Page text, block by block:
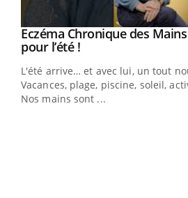
Youtube
Eczéma Chronique des
pour l’été !Youtube
L'été arrive… et avec lui, un tout
Vacances, plage, piscine, soleil,
Nos mains sont ...